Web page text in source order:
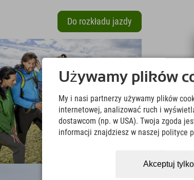
Do rozkładu jazdy
Używamy plików
My i nasi partnerzy używamy plików
internetowej, analizować ruch i
dostawcom (np. w USA). Twoja zgoda
informacji znajdziesz w naszej polityce
Akceptuj